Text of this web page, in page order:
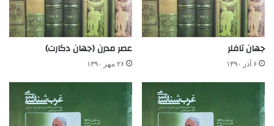
جهان تافلر
۶ آذر ۱۳۹۰
عصر مدرن (جهان دکارت)
۲۶ مهر ۱۳۹۰